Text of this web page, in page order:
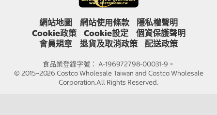
網站地圖 網站使用條款
隱私權聲明
Cookie政策
Cookie設定
個資保護聲明
會員規章
退貨及取消政策 配送政策
食品業登錄字號： A-196972798-00031-9。
© 2015~2026 Costco Wholesale Taiwan and Costco Wholesale
Corporation.All Rights Reserved.